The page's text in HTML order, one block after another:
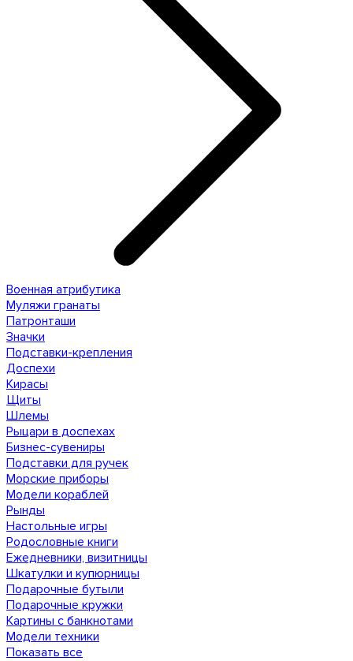
Военная атрибутика
Муляжи гранаты
Патронташи
Значки
Подставки-крепления
Доспехи
Кирасы
Щиты
Шлемы
Рыцари в доспехах
Бизнес-сувениры
Подставки для ручек
Морские приборы
Модели кораблей
Рынды
Настольные игры
Родословные книги
Ежедневники, визитницы
Шкатулки и купюрницы
Подарочные бутыли
Подарочные кружки
Картины с банкнотами
Модели техники
Показать все